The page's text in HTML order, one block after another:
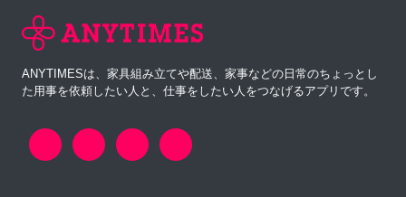
ANYTIMESは、家具組み立てや配送、家事などの日常のちょっとし
た用事を依頼したい人と、仕事をしたい人をつなげるアプリです。